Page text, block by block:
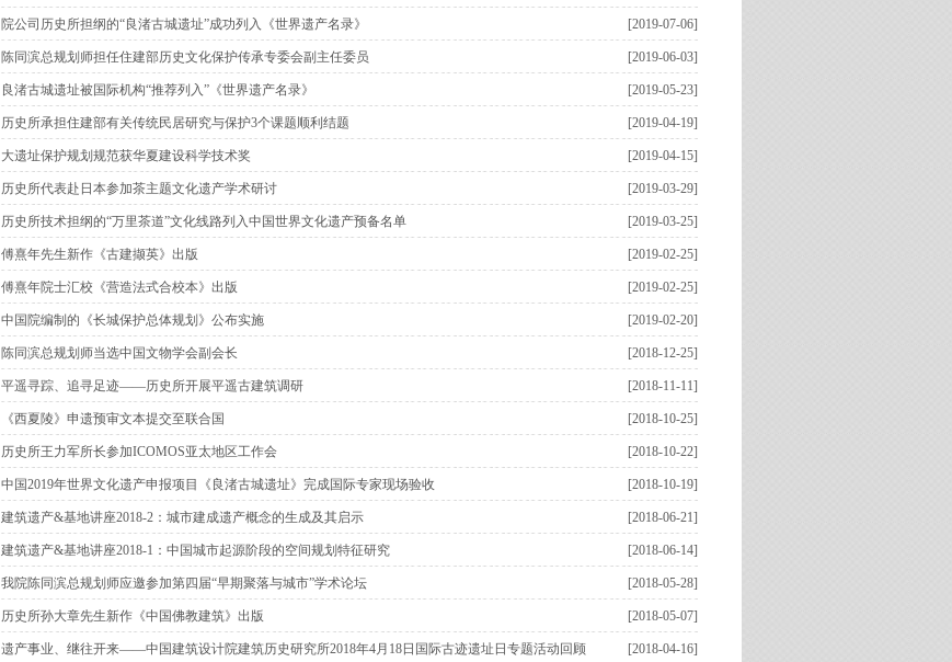
院公司历史所担纲的“良渚古城遗址”成功列入《世界遗产名录》 [2019-07-06]
陈同滨总规划师担任住建部历史文化保护传承专委会副主任委员 [2019-06-03]
良渚古城遗址被国际机构“推荐列入”《世界遗产名录》 [2019-05-23]
历史所承担住建部有关传统民居研究与保护3个课题顺利结题 [2019-04-19]
大遗址保护规划规范获华夏建设科学技术奖 [2019-04-15]
历史所代表赴日本参加茶主题文化遗产学术研讨 [2019-03-29]
历史所技术担纲的“万里茶道”文化线路列入中国世界文化遗产预备名单 [2019-03-25]
傅熹年先生新作《古建撷英》出版 [2019-02-25]
傅熹年院士汇校《营造法式合校本》出版 [2019-02-25]
中国院编制的《长城保护总体规划》公布实施 [2019-02-20]
陈同滨总规划师当选中国文物学会副会长 [2018-12-25]
平遥寻踪、追寻足迹——历史所开展平遥古建筑调研 [2018-11-11]
《西夏陵》申遗预审文本提交至联合国 [2018-10-25]
历史所王力军所长参加ICOMOS亚太地区工作会 [2018-10-22]
中国2019年世界文化遗产申报项目《良渚古城遗址》完成国际专家现场验收 [2018-10-19]
建筑遗产&基地讲座2018-2：城市建成遗产概念的生成及其启示 [2018-06-21]
建筑遗产&基地讲座2018-1：中国城市起源阶段的空间规划特征研究 [2018-06-14]
我院陈同滨总规划师应邀参加第四届“早期聚落与城市”学术论坛 [2018-05-28]
历史所孙大章先生新作《中国佛教建筑》出版 [2018-05-07]
遗产事业、继往开来——中国建筑设计院建筑历史研究所2018年4月18日国际古迹遗址日专题活动回顾 [2018-04-16]